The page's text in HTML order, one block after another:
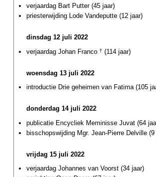
verjaardag Bart Putter (45 jaar)
priesterwijding Lode Vandeputte (12 jaar)
dinsdag 12 juli 2022
verjaardag Johan Franco † (114 jaar)
woensdag 13 juli 2022
introductie Drie geheimen van Fatima (105
donderdag 14 juli 2022
publicatie Encycliek Meminisse Juvat (64
bisschopswijding Mgr. Jean-Pierre Delville (9
vrijdag 15 juli 2022
verjaardag Johannes van Voorst (34 jaar)